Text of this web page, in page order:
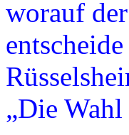
worauf
„Die